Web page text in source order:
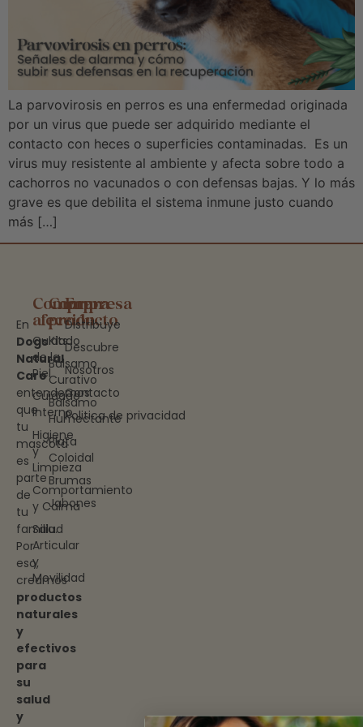
La parvovirosis en perros es una enfermedad originada
por un virus que puede ser adquirido mediante el
contacto con heces o superficies contaminadas. Es un
virus muy resistente al ambiente y afecta sobre todo a
cachorros no vacunados o con defensas bajas. Y lo más
grave es que debilita el sistema inmune justo cuando
más […]
En
Dogs
Natural
Care
entendemos
que
tu
mascota
es
parte
de
tu
familia.
Por
eso,
creamos
productos
naturales
y
efectivos
para
su
salud
y
Compra
afección
Cuidado
de la
Piel
Cuidado
Interno
Higiene
y
Limpieza
Comportamiento
y Calma
Salud
Articular
y
Movilidad
Compra
producto
Kits
Bálsamo
Curativo
Bálsamo
Humectante
Plata
Coloidal
Brumas
Jabones
Empresa
Distribuye
Descubre
Nosotros
Contacto
Politica de privacidad